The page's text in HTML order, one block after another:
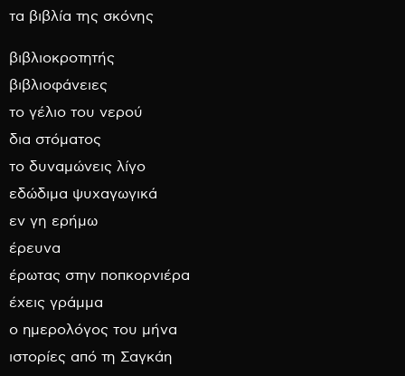
τα βιβλία της σκόνης
βιβλιοκροτητής
βιβλιοφάνειες
το γέλιο του νερού
δια στόματος
το δυναμώνεις λίγο
εδώδιμα ψυχαγωγικά
εν γη ερήμω
έρευνα
έρωτας στην ποπκορνιέρα
έχεις γράμμα
ο ημερολόγος του μήνα
ιστορίες από τη Σαγκάη